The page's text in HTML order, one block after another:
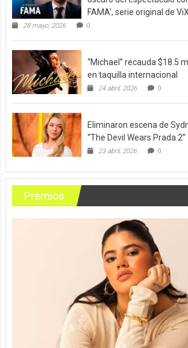
FAMA’, serie original de ViX
28 mayo, 2026 0
“Michael” recauda $18.5
en taquilla internacional
24 abril, 2026 0
Eliminaron escena de
“The Devil Wears Prada 2”
23 abril, 2026 0
Premios